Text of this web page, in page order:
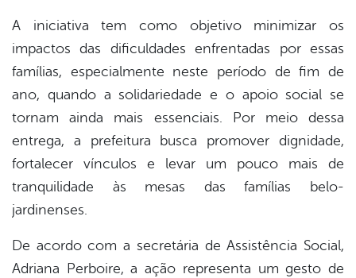
A iniciativa tem como objetivo minimizar os
impactos das dificuldades enfrentadas por essas
famílias, especialmente neste período de fim de
ano, quando a solidariedade e o apoio social se
tornam ainda mais essenciais. Por meio dessa
entrega, a prefeitura busca promover dignidade,
fortalecer vínculos e levar um pouco mais de
tranquilidade às mesas das famílias belo-
jardinenses.
De acordo com a secretária de Assistência Social,
Adriana Perboire, a ação representa um gesto de